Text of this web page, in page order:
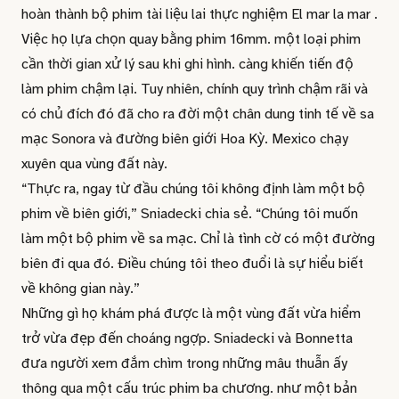
hoàn thành bộ phim tài liệu lai thực nghiệm El mar la mar .
Việc họ lựa chọn quay bằng phim 16mm. một loại phim
cần thời gian xử lý sau khi ghi hình. càng khiến tiến độ
làm phim chậm lại. Tuy nhiên, chính quy trình chậm rãi và
có chủ đích đó đã cho ra đời một chân dung tinh tế về sa
mạc Sonora và đường biên giới Hoa Kỳ. Mexico chạy
xuyên qua vùng đất này.
“Thực ra, ngay từ đầu chúng tôi không định làm một bộ
phim về biên giới,” Sniadecki chia sẻ. “Chúng tôi muốn
làm một bộ phim về sa mạc. Chỉ là tình cờ có một đường
biên đi qua đó. Điều chúng tôi theo đuổi là sự hiểu biết
về không gian này.”
Những gì họ khám phá được là một vùng đất vừa hiểm
trở vừa đẹp đến choáng ngợp. Sniadecki và Bonnetta
đưa người xem đắm chìm trong những mâu thuẫn ấy
thông qua một cấu trúc phim ba chương. như một bản